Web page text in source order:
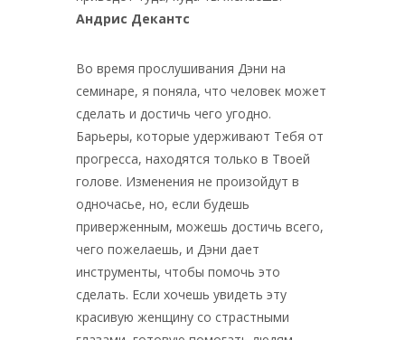
Андрис Декантс
Во время прослушивания Дэни на
семинаре, я поняла, что человек может
сделать и достичь чего угодно.
Барьеры, которые удерживают Тебя от
прогресса, находятся только в Твоей
голове. Изменения не произойдут в
одночасье, но, если будешь
приверженным, можешь достичь всего,
чего пожелаешь, и Дэни дает
инструменты, чтобы помочь это
сделать. Если хочешь увидеть эту
красивую женщину со страстными